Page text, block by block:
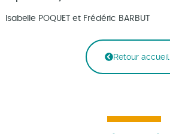
Isabelle POQUET et Frédéric BARBUT
Retour accueil